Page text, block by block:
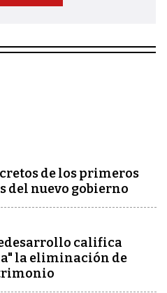
de los primeros
del nuevo gobierno
califica
la eliminación de